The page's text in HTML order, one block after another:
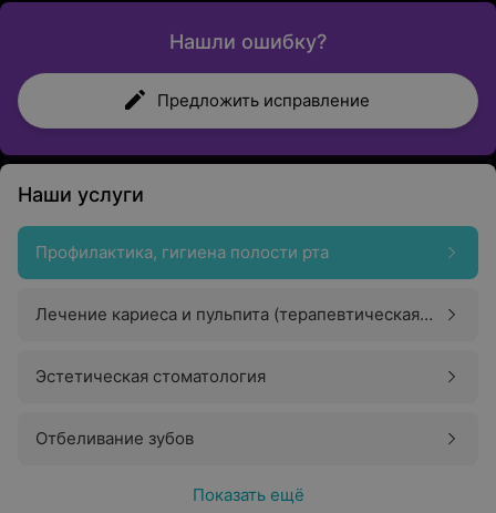
Нашли ошибку?
Предложить исправление
Наши услуги
Профилактика, гигиена полости рта
Лечение кариеса и пульпита (терапевтическая
Эстетическая стоматология
Отбеливание зубов
Показать ещё